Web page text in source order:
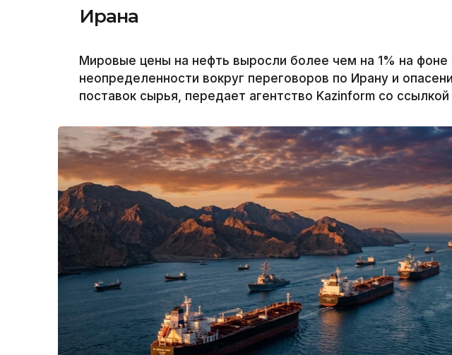
Ирана
Мировые цены на нефть выросли более чем на 1% на
неопределенности вокруг переговоров по Ирану и
поставок сырья, передает агентство Kazinform со ссылкой